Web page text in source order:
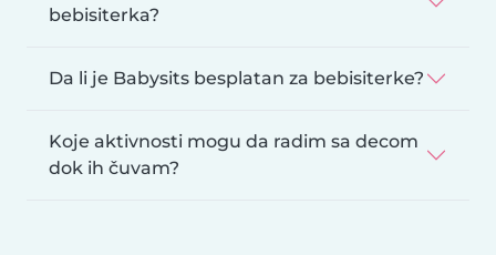
bebisiterka?
Da li je Babysits besplatan za bebisiterke?
Koje aktivnosti mogu da radim sa decom
dok ih čuvam?